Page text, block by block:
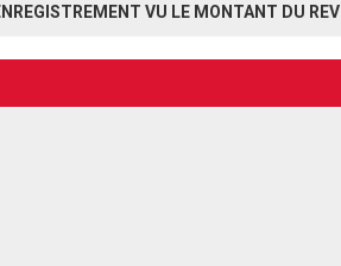
VU LE MONTANT DU